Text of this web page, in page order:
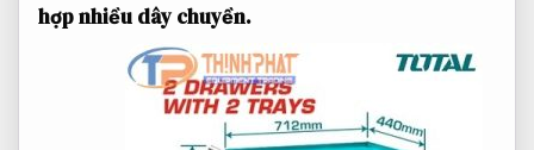
hợp nhiều dây chuyền.